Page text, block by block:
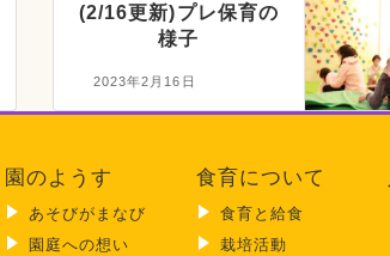
(2/16更新)プレ保育の
様子
2023年2月16日
園のようす
あそびがまなび
園庭への想い
食育について
食育と給食
栽培活動